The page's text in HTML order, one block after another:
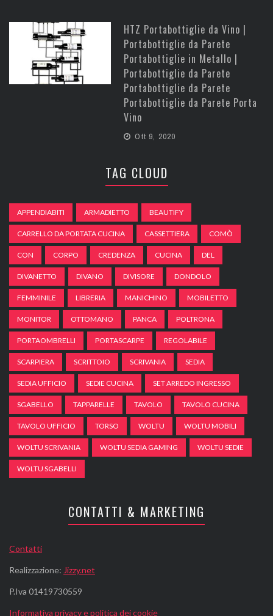
HTZ Portabottiglie da Vino |
Portabottiglie da Parete
Portabottiglie in Metallo |
Portabottiglie da Parete
Portabottiglie da Parete
Portabottiglie da Parete Porta
Vino
Ott 9, 2020
TAG CLOUD
APPENDIABITI ARMADIETTO BEAUTIFY
CARRELLO DA PORTATA CUCINA CASSETTIERA COMÒ
CON CORPO CREDENZA CUCINA DEL
DIVANETTO DIVANO DIVISORE DONDOLO
FEMMINILE LIBRERIA MANICHINO MOBILETTO
MONITOR OTTOMANO PANCA POLTRONA
PORTAOMBRELLI PORTASCARPE REGOLABILE
SCARPIERA SCRITTOIO SCRIVANIA SEDIA
SEDIA UFFICIO SEDIE CUCINA SET ARREDO INGRESSO
SGABELLO TAPPARELLE TAVOLO TAVOLO CUCINA
TAVOLO UFFICIO TORSO WOLTU WOLTU MOBILI
WOLTU SCRIVANIA WOLTU SEDIA GAMING WOLTU SEDIE
WOLTU SGABELLI
CONTATTI & MARKETING
Contatti
Realizzazione: Jizzy.net
P.Iva 01419730559
Informativa privacy e politica dei cookie